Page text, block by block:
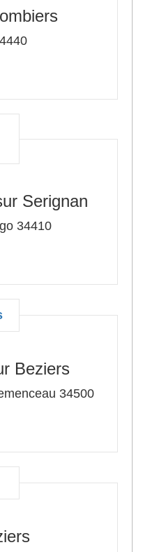
Serignan
34410
Beziers
34500